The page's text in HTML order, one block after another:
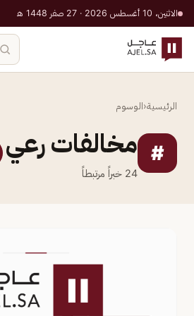
الاثنين، 10 أغسطس 2026 · 27 صفر 1448 هـ
الرئيسية‹الوسوم
# مخالفات رعي
24 خبراً مرتبطاً